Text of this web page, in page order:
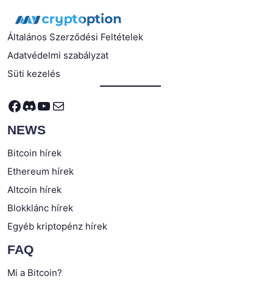
Általános Szerződési Feltételek
Adatvédelmi szabályzat
Süti kezelés
Facebook
Discord
YouTube
Mail
NEWS
Bitcoin hírek
Ethereum hírek
Altcoin hírek
Blokklánc hírek
Egyéb kriptopénz hírek
FAQ
Mi a Bitcoin?